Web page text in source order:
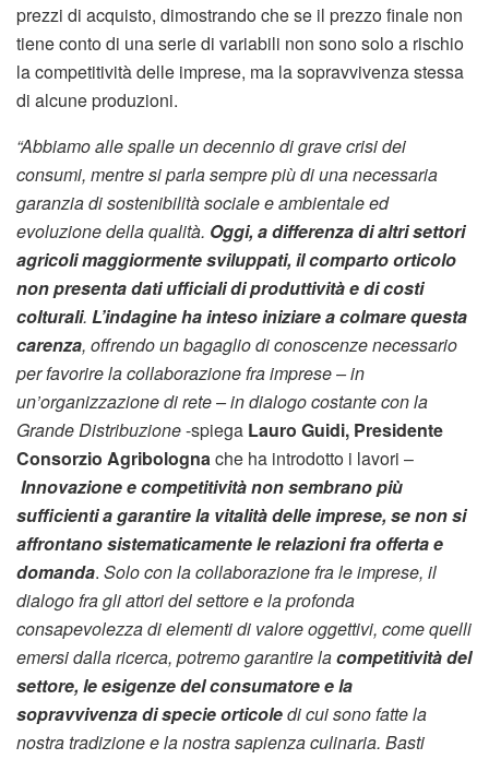
prezzi di acquisto, dimostrando che se il prezzo finale non
tiene conto di una serie di variabili non sono solo a rischio
la competitività delle imprese, ma la sopravvivenza stessa
di alcune produzioni.
“Abbiamo alle spalle un decennio di grave crisi dei
consumi, mentre si parla sempre più di una necessaria
garanzia di sostenibilità sociale e ambientale ed
evoluzione della qualità. Oggi, a differenza di altri settori
agricoli maggiormente sviluppati, il comparto orticolo
non presenta dati ufficiali di produttività e di costi
colturali. L’indagine ha inteso iniziare a colmare questa
carenza, offrendo un bagaglio di conoscenze necessario
per favorire la collaborazione fra imprese – in
un’organizzazione di rete – in dialogo costante con la
Grande Distribuzione-spiega Lauro Guidi, Presidente
Consorzio Agribolognache ha introdotto i lavori –
Innovazione e competitività non sembrano più
sufficienti a garantire la vitalità delle imprese, se non si
affrontano sistematicamente le relazioni fra offerta e
domanda. Solo con la collaborazione fra le imprese, il
dialogo fra gli attori del settore e la profonda
consapevolezza di elementi di valore oggettivi, come quelli
emersi dalla ricerca, potremo garantire lacompetitività del
settore, le esigenze del consumatore e la
sopravvivenza di specie orticoledi cui sono fatte la
nostra tradizione e la nostra sapienza culinaria. Basti